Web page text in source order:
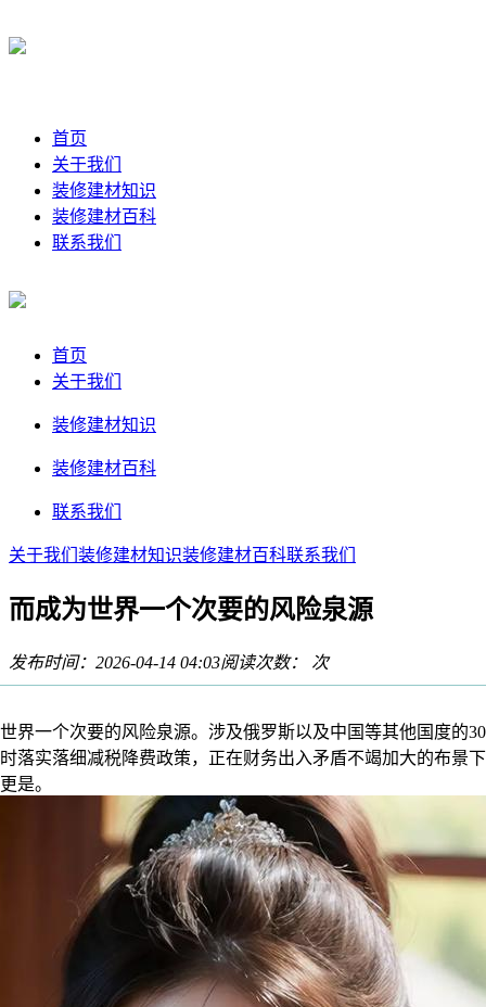
首页
关于我们
装修建材知识
装修建材百科
联系我们
首页
关于我们
装修建材知识
装修建材百科
联系我们
关于我们 装修建材知识装修建材百科联系我们
而成为世界一个次要的风险泉源
发布时间：2026-04-14 04:03阅读次数： 次
个次要的风险泉源。涉及俄罗斯以及中国等其他国度的
落实落细减税降费政策，正在财务出入矛盾不竭加大的布景
是。